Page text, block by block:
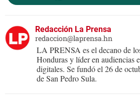
Redacción La Prensa
redaccion@laprensa.hn
LA PRENSA es el decano de
Honduras y líder en audiencias
digitales. Se fundó el 26 de
de San Pedro Sula.